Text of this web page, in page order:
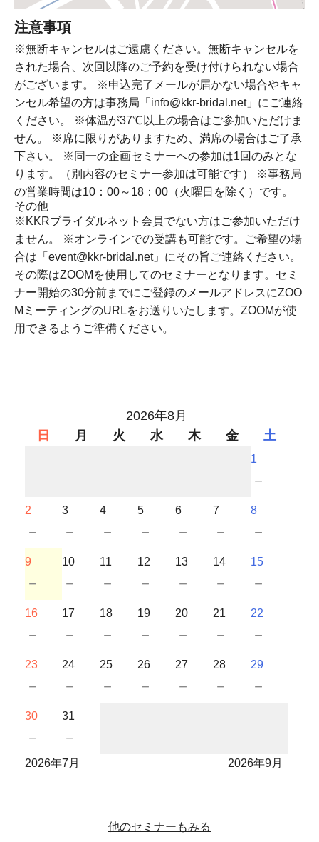
注意事項
※無断キャンセルはご遠慮ください。無断キャンセルを
された場合、次回以降のご予約を受け付けられない場合
がございます。 ※申込完了メールが届かない場合やキャ
ンセル希望の方は事務局「info@kkr-bridal.net」にご連絡
ください。 ※体温が37℃以上の場合はご参加いただけま
せん。 ※席に限りがありますため、満席の場合はご了承
下さい。 ※同一の企画セミナーへの参加は1回のみとな
ります。（別内容のセミナー参加は可能です） ※事務局
の営業時間は10：00～18：00（火曜日を除く）です。
その他
※KKRブライダルネット会員でない方はご参加いただけ
ません。 ※オンラインでの受講も可能です。ご希望の場
合は「event@kkr-bridal.net」にその旨ご連絡ください。
その際はZOOMを使用してのセミナーとなります。セミ
ナー開始の30分前までにご登録のメールアドレスにZOO
MミーティングのURLをお送りいたします。ZOOMが使
用できるようご準備ください。
2026年8月
日
月 火 水 木 金 土
1
－
2
－
3
－
4
－
5
－
6
－
7
－
8
－
9
－
10
－
11
－
12
－
13
－
14
－
15
－
16
－
17
－
18
－
19
－
20
－
21
－
22
－
23
－
24
－
25
－
26
－
27
－
28
－
29
－
30
－
31
－
2026年7月 2026年9月
他のセミナーもみる